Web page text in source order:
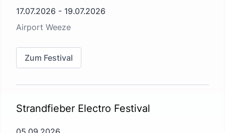
17.07.2026 - 19.07.2026
Airport Weeze
Zum Festival
Strandfieber Electro Festival